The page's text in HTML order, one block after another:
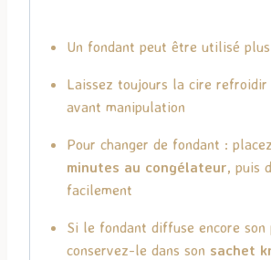
Un fondant peut être utilisé
Laissez toujours la cire refroidir
avant manipulation
Pour changer de fondant :
minutes au congélateur, puis
facilement
Si le fondant diffuse encore son
conservez-le dans son sachet